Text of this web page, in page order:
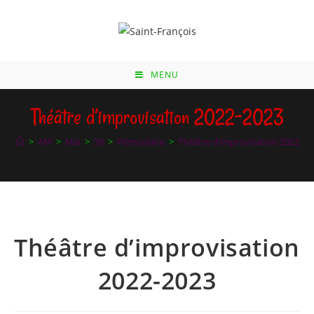
MENU
Théâtre d’improvisation 2022-2023
> AM > Mai > 30 > Périscolaire > Théâtre d’improvisation 2022-
Théâtre d’improvisation
2022-2023